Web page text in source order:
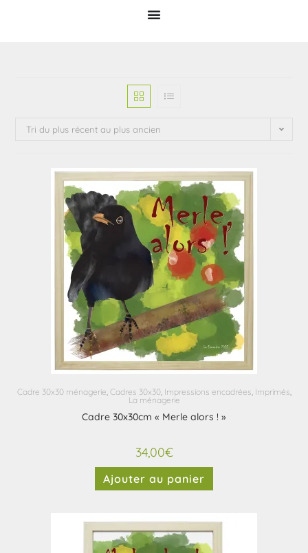
Tri du plus récent au plus ancien
Cadre 30x30 ménagerie, Cadres 30x30, Impressions encadrées, Imprimés,
La ménagerie
Cadre 30x30cm « Merle alors ! »
34,00€
Ajouter au panier